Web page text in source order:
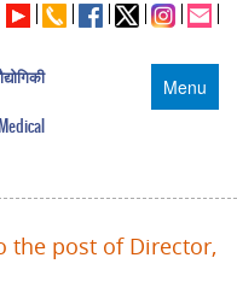
Menu
the post of Director,